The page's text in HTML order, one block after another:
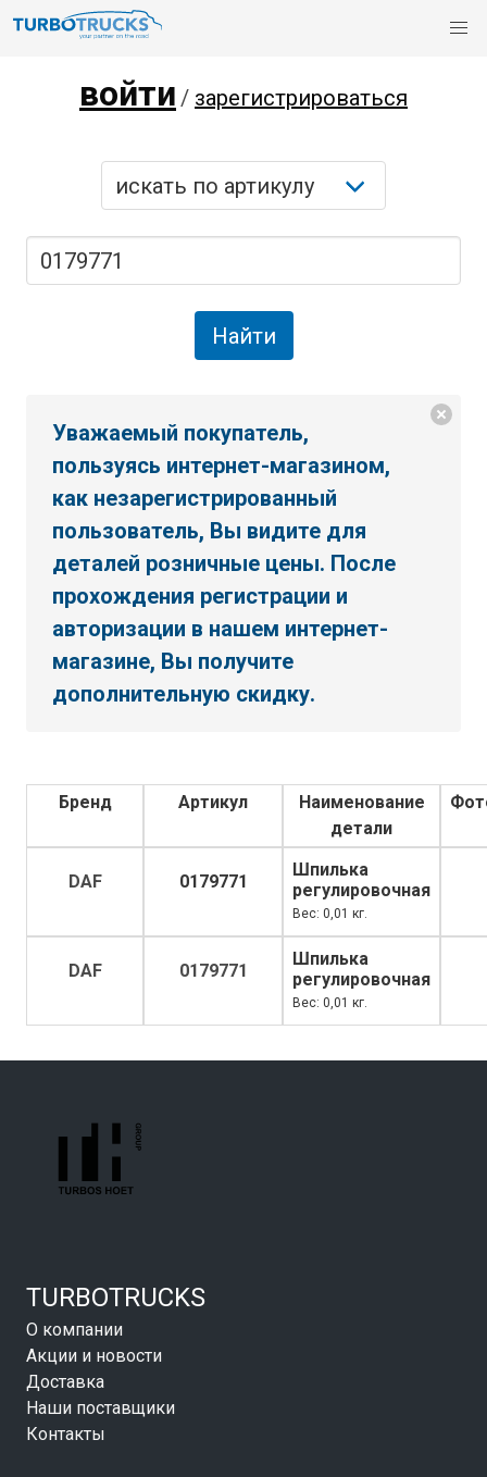
войти / зарегистрироваться
Уважаемый покупатель,
пользуясь интернет-магазином,
как незарегистрированный
пользователь, Вы видите для
деталей розничные цены. После
прохождения регистрации и
авторизации в нашем интернет-
магазине, Вы получите
дополнительную скидку.
Бренд Артикул
Наименование
детали
DAF 0179771
Шпилька
регулировочная
Вес: 0,01 кг.
DAF 0179771
Шпилька
регулировочная
Вес: 0,01 кг.
TURBOTRUCKS
О компании
Акции и новости
Доставка
Наши поставщики
Контакты